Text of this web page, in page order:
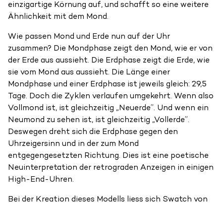
einzigartige Körnung auf, und schafft so eine weitere
Ähnlichkeit mit dem Mond.
Wie passen Mond und Erde nun auf der Uhr
zusammen? Die Mondphase zeigt den Mond, wie er von
der Erde aus aussieht. Die Erdphase zeigt die Erde, wie
sie vom Mond aus aussieht. Die Länge einer
Mondphase und einer Erdphase ist jeweils gleich: 29,5
Tage. Doch die Zyklen verlaufen umgekehrt. Wenn also
Vollmond ist, ist gleichzeitig „Neuerde”. Und wenn ein
Neumond zu sehen ist, ist gleichzeitig „Vollerde”.
Deswegen dreht sich die Erdphase gegen den
Uhrzeigersinn und in der zum Mond
entgegengesetzten Richtung. Dies ist eine poetische
Neuinterpretation der retrograden Anzeigen in einigen
High-End-Uhren.
Bei der Kreation dieses Modells liess sich Swatch von